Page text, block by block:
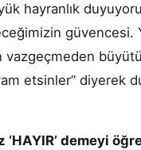
hayranlık
güvencesi.
etsinler” diyerek
‘HAYIR’ demeyi